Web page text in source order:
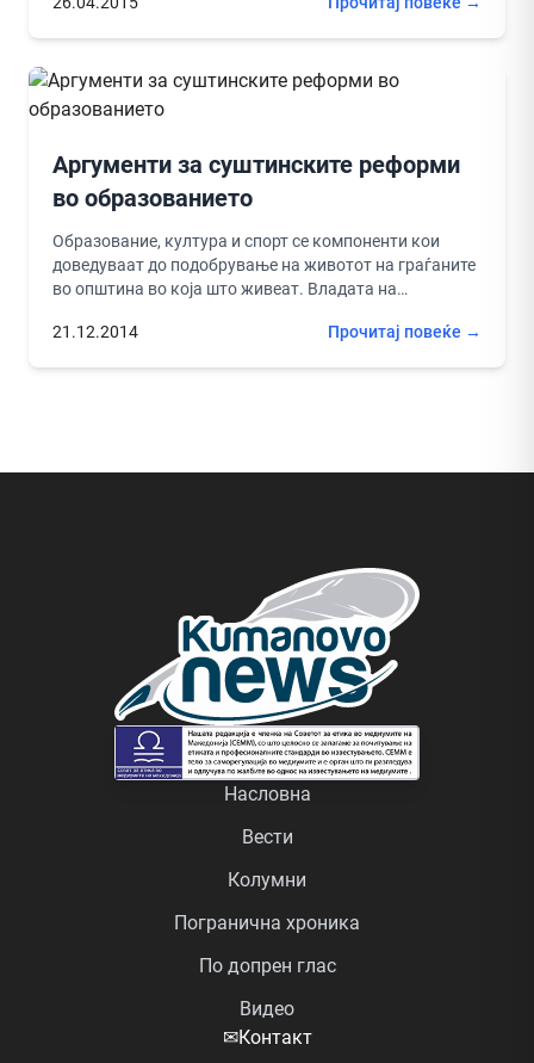
Аргументи за суштинските реформи
во образованието
Образование, култура и спорт се компоненти кои
доведуваат до подобрување на животот на граѓаните
во општина во која што живеат. Владата на
21.12.2014
Прочитај повеќе →
Насловна
Вести
Колумни
Погранична хроника
По допрен глас
Видео
✉Контакт